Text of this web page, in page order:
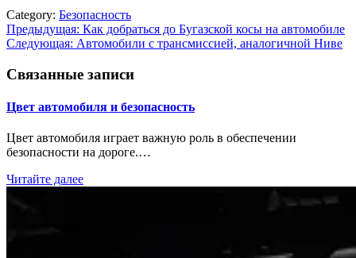
Category: Безопасность
Навигация
по
записям
Предыдущая: Как добраться до Бугазской косы на автомобиле
Следующая: Автомобили с трансмиссией, аналогичной Ниве
Связанные записи
Цвет автомобиля и безопасность
Цвет автомобиля играет важную роль в обеспечении
безопасности на дороге.…
Читайте далее